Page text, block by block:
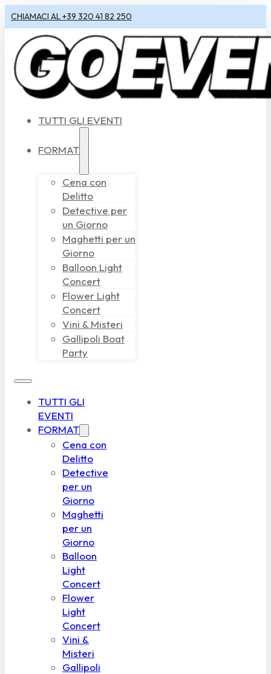
CHIAMACI AL +39 320 41 82 250
TUTTI GLI EVENTI
FORMAT
Cena con
Delitto
Detective per
un Giorno
Maghetti per un
Giorno
Balloon Light
Concert
Flower Light
Concert
Vini & Misteri
Gallipoli Boat
Party
TUTTI GLI
EVENTI
FORMAT
Cena con
Delitto
Detective
per un
Giorno
Maghetti
per un
Giorno
Balloon
Light
Concert
Flower
Light
Concert
Vini &
Misteri
Gallipoli